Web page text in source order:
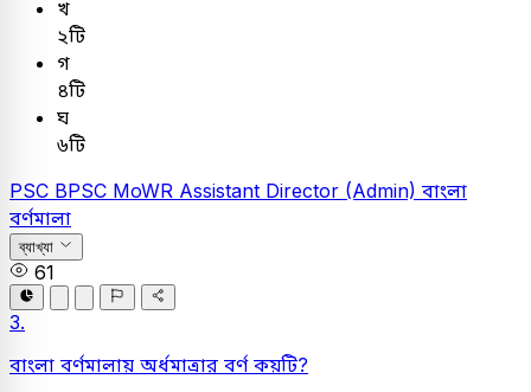
খ
২টি
গ
৪টি
ঘ
৬টি
PSC BPSC MoWR Assistant Director (Admin) বাংলা
বর্ণমালা
ব্যাখ্যা
61
3.
বাংলা বর্ণমালায় অর্ধমাত্রার বর্ণ কয়টি?